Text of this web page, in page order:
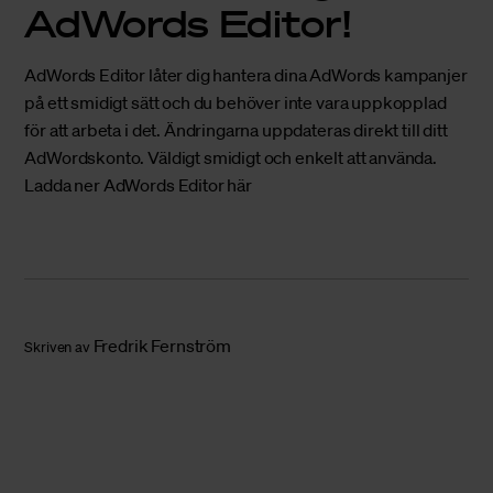
AdWords Editor!
AdWords Editor låter dig hantera dina AdWords kampanjer
på ett smidigt sätt och du behöver inte vara uppkopplad
för att arbeta i det. Ändringarna uppdateras direkt till ditt
AdWordskonto. Väldigt smidigt och enkelt att använda.
Ladda ner AdWords Editor här
Skriven av Fredrik Fernström